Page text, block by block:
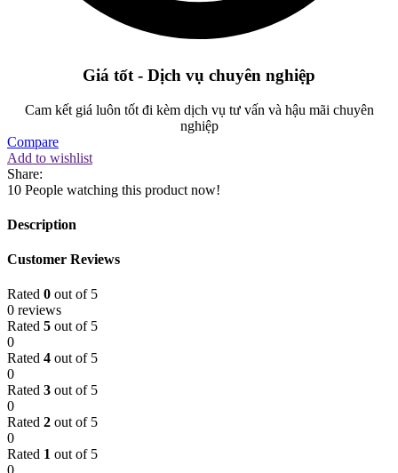
Giá tốt - Dịch vụ chuyên nghiệp
Cam kết giá luôn tốt đi kèm dịch vụ tư vấn và hậu mãi chuyên
nghiệp
Compare
Add to wishlist
Share:
10 People watching this product now!
Description
Customer Reviews
Rated 0 out of 5
0 reviews
Rated 5 out of 5
0
Rated 4 out of 5
0
Rated 3 out of 5
0
Rated 2 out of 5
0
Rated 1 out of 5